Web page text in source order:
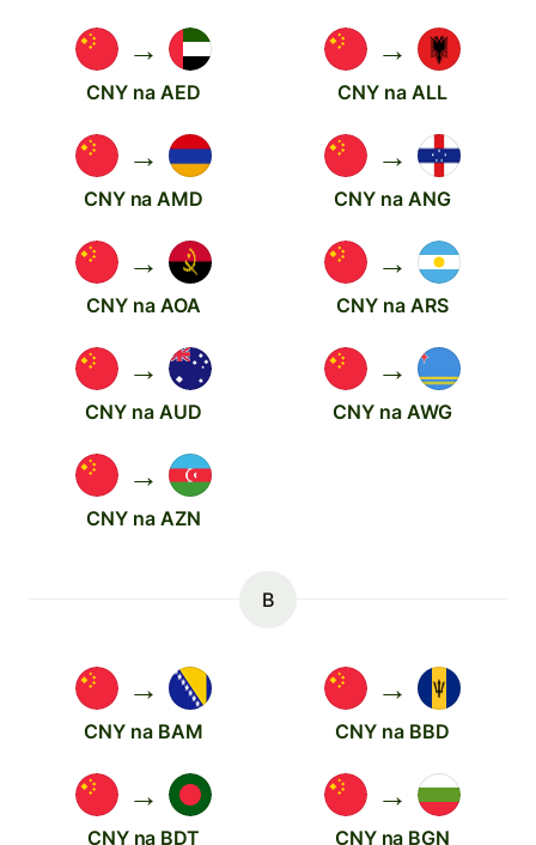
→
CNY na AED
→
CNY na ALL
→
CNY na AMD
→
CNY na ANG
→
CNY na AOA
→
CNY na ARS
→
CNY na AUD
→
CNY na AWG
→
CNY na AZN
B
→
CNY na BAM
→
CNY na BBD
→
CNY na BDT
→
CNY na BGN